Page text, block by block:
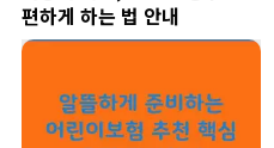
편하게 하는 법 안내